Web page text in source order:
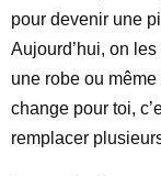
pour devenir une
Aujourd’hui, on
une robe ou
change pour toi,
remplacer